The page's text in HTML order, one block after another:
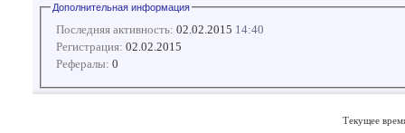
Дополнительная информация
Последняя активность: 02.02.2015 14:40
Регистрация: 02.02.2015
Рефералы: 0
Текущее